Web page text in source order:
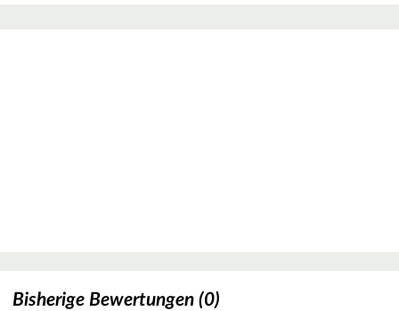
Bisherige Bewertungen (0)